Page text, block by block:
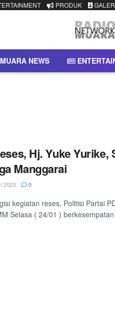
PRODUK
MUARA NEWS
Hj. Yuke Yurike,
Manggarai
2023 0
kegiatan reses, Politisi Partai
Selasa ( 24/01 )